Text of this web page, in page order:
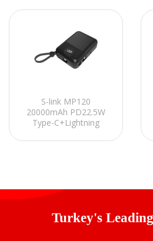
S-link MP120
20000mAh PD22.5W
Type-C+Lightning
Taşınabilir Pil Şarj
Turkey's